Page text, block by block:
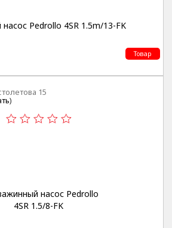
Pedrollo 4SR 1.5m/13-FK
Товар
15
)